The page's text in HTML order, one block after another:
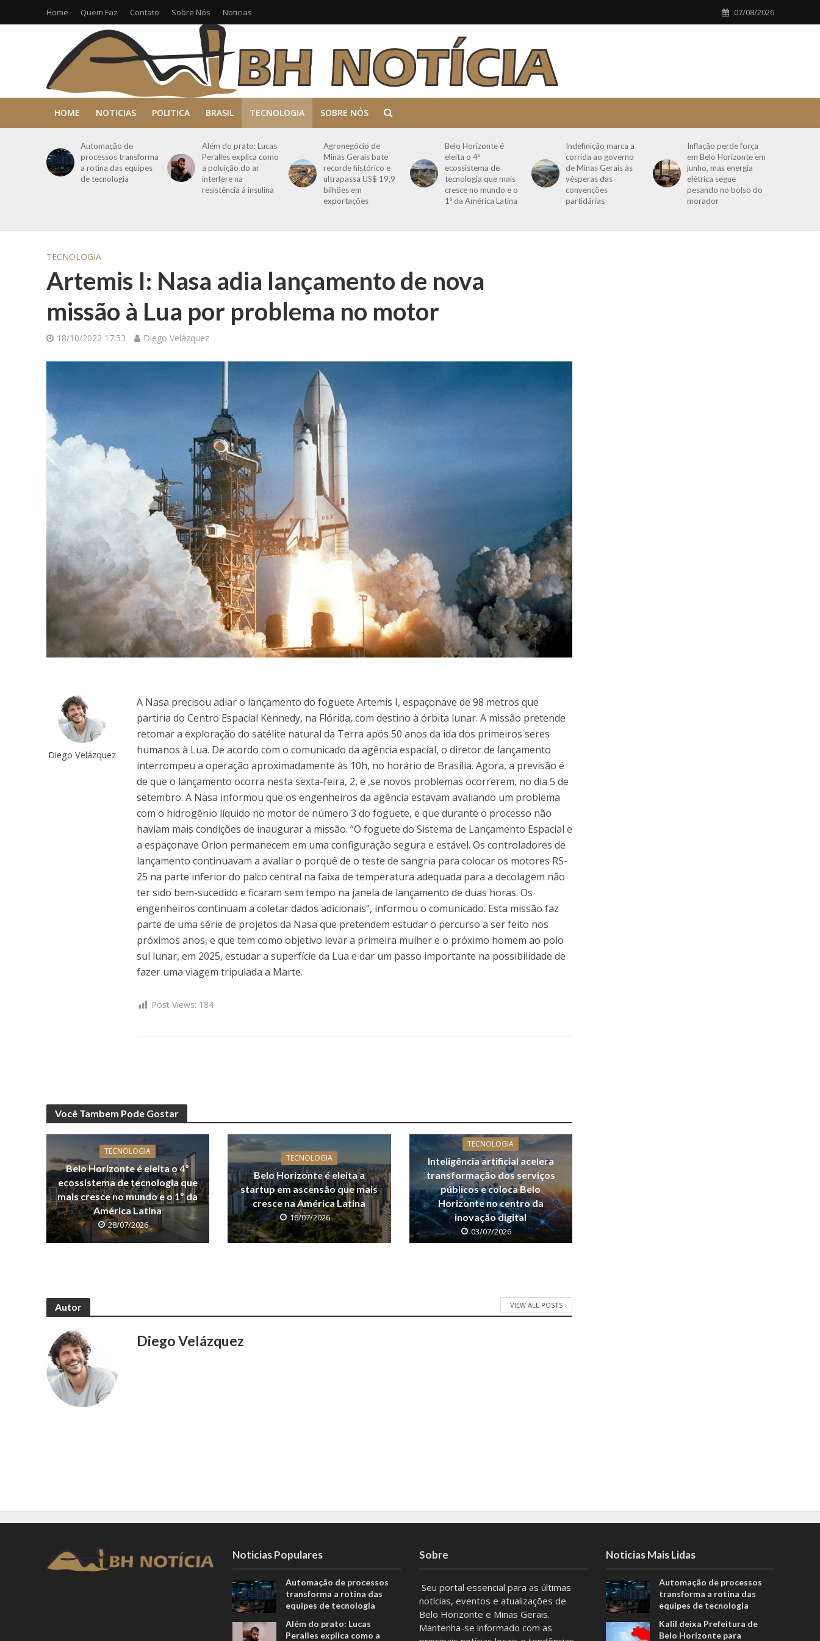
Home Quem Faz Contato Sobre Nós Noticias 07/08/2026
HOME NOTICIAS POLITICA BRASIL TECNOLOGIA SOBRE NÓS
Automação de
processos transforma
a rotina das equipes
de tecnologia
Além do prato: Lucas
Peralles explica como
a poluição do ar
interfere na
resistência à insulina
Agronegócio de
Minas Gerais bate
recorde histórico e
ultrapassa US$ 19,9
bilhões em
exportações
Belo Horizonte é
eleita o 4º
ecossistema de
tecnologia que mais
cresce no mundo e o
1º da América Latina
Indefinição marca a
corrida ao governo
de Minas Gerais às
vésperas das
convenções
partidárias
Inflação perde força
em Belo Horizonte em
junho, mas energia
elétrica segue
pesando no bolso do
morador
TECNOLOGIA
Artemis I: Nasa adia lançamento de nova
missão à Lua por problema no motor
18/10/2022 17:53 Diego Velázquez
Diego Velázquez
A Nasa precisou adiar o lançamento do foguete Artemis I, espaçonave de 98 metros que
partiria do Centro Espacial Kennedy, na Flórida, com destino à órbita lunar. A missão pretende
retomar a exploração do satélite natural da Terra após 50 anos da ida dos primeiros seres
humanos à Lua. De acordo com o comunicado da agência espacial, o diretor de lançamento
interrompeu a operação aproximadamente às 10h, no horário de Brasília. Agora, a previsão é
de que o lançamento ocorra nesta sexta-feira, 2, e ,se novos problemas ocorrerem, no dia 5 de
setembro. A Nasa informou que os engenheiros da agência estavam avaliando um problema
com o hidrogênio líquido no motor de número 3 do foguete, e que durante o processo não
haviam mais condições de inaugurar a missão. “O foguete do Sistema de Lançamento Espacial e
a espaçonave Orion permanecem em uma configuração segura e estável. Os controladores de
lançamento continuavam a avaliar o porquê de o teste de sangria para colocar os motores RS-
25 na parte inferior do palco central na faixa de temperatura adequada para a decolagem não
ter sido bem-sucedido e ficaram sem tempo na janela de lançamento de duas horas. Os
engenheiros continuam a coletar dados adicionais”, informou o comunicado. Esta missão faz
parte de uma série de projetos da Nasa que pretendem estudar o percurso a ser feito nos
próximos anos, e que tem como objetivo levar a primeira mulher e o próximo homem ao polo
sul lunar, em 2025, estudar a superfície da Lua e dar um passo importante na possibilidade de
fazer uma viagem tripulada a Marte.
Post Views: 184
Você Tambem Pode Gostar
TECNOLOGIA
Belo Horizonte é eleita o 4º
ecossistema de tecnologia que
mais cresce no mundo e o 1º da
América Latina
28/07/2026
TECNOLOGIA
Belo Horizonte é eleita a
startup em ascensão que mais
cresce na América Latina
16/07/2026
TECNOLOGIA
Inteligência artificial acelera
transformação dos serviços
públicos e coloca Belo
Horizonte no centro da
inovação digital
03/07/2026
Autor VIEW ALL POSTS
Diego Velázquez
Noticias Populares
Automação de processos
transforma a rotina das
equipes de tecnologia
Além do prato: Lucas
Peralles explica como a
Sobre
Seu portal essencial para as últimas
notícias, eventos e atualizações de
Belo Horizonte e Minas Gerais.
Mantenha-se informado com as
Noticias Mais Lidas
Automação de processos
transforma a rotina das
equipes de tecnologia
Kalil deixa Prefeitura de
Belo Horizonte para